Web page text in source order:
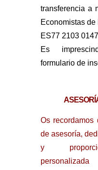
transferencia a
Economistas
ES77 2103
Es
formulario de
Os recordamos
de asesoría,
y